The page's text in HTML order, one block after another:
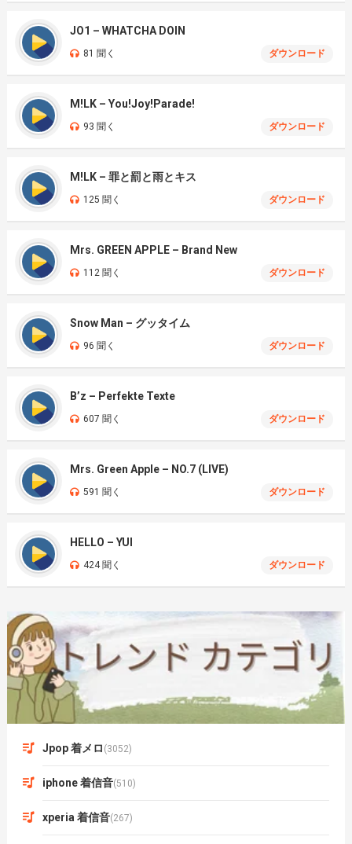
JO1 – WHATCHA DOIN
81 聞く ダウンロード
M!LK – You!Joy!Parade!
93 聞く ダウンロード
M!LK – 罪と罰と雨とキス
125 聞く ダウンロード
Mrs. GREEN APPLE – Brand New
112 聞く ダウンロード
Snow Man – グッタイム
96 聞く ダウンロード
B’z – Perfekte Texte
607 聞く ダウンロード
Mrs. Green Apple – NO.7 (LIVE)
591 聞く ダウンロード
HELLO – YUI
424 聞く ダウンロード
Jpop 着メロ (3052)
iphone 着信音(510)
xperia 着信音(267)